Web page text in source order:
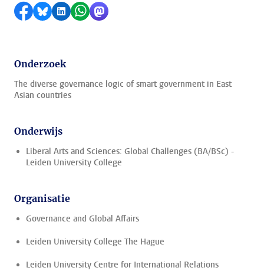
Delen op Facebook
Delen via Bluesky
Delen op LinkedIn
Delen via WhatsApp
Delen via Mastodon
Onderzoek
The diverse governance logic of smart government in East
Asian countries
Onderwijs
Liberal Arts and Sciences: Global Challenges (BA/BSc) -
Leiden University College
Organisatie
Governance and Global Affairs
Leiden University College The Hague
Leiden University Centre for International Relations